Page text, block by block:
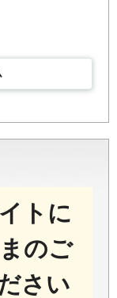
トに
のご
さい